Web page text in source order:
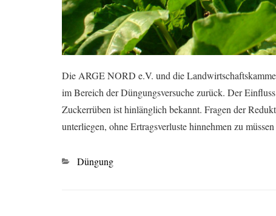
Die ARGE NORD e.V. und die
im Bereich der Düngungsversuche zurück. Der
Zuckerrüben ist hinlänglich bekannt. Fragen der
unterliegen, ohne Ertragsverluste hinnehmen zu
Kategorien
Düngung